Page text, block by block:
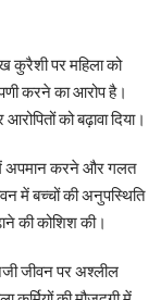
पर महिला को
करने का आरोप है।
को बढ़ावा दिया।
अपमान करने और गलत
में बच्चों की अनुपस्थिति
की कोशिश की।
जीवन पर अश्लील